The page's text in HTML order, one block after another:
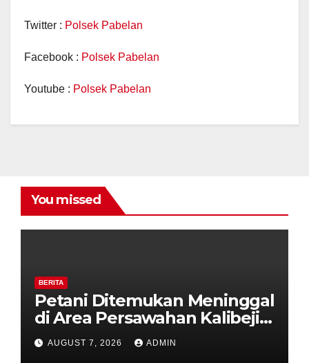
Twitter : Polsek Pabelan
Facebook : Polsek Pabelan
Youtube : Polsek Pabelan
You missed
BERITA
Petani Ditemukan Meninggal
di Area Persawahan Kalibeji,
Polisi Pastikan Tidak Ada
Tanda Kekerasan
AUGUST 7, 2026 ADMIN